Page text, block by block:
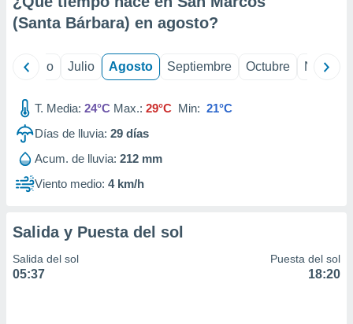
e
publicidad
publicidad
de
(Santa Bárbara) en agosto?
Junio Julio Agosto Septiembre Octubre
T. Media: 24°C Max.: 29°C Min: 21°C
Días de lluvia: 29 días
Acum. de lluvia: 212 mm
Viento medio: 4 km/h
Salida y Puesta del sol
Salida del sol
05:37
Puesta del sol
18:20